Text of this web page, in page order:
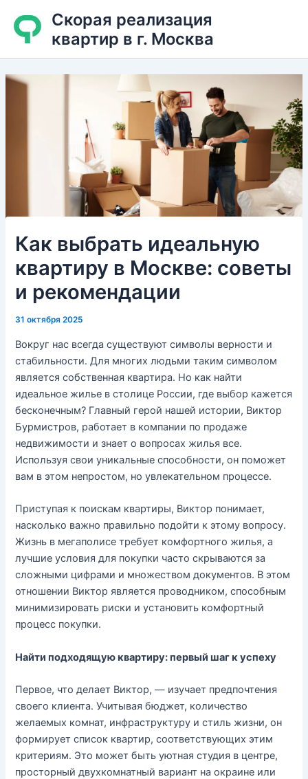
содержимому
Скорая реализация
квартир в г. Москва
Как выбрать идеальную
квартиру в Москве: советы
и рекомендации
31 октября 2025
Вокруг нас всегда существуют символы верности и
стабильности. Для многих людьми таким символом
является собственная квартира. Но как найти
идеальное жилье в столице России, где выбор кажется
бесконечным? Главный герой нашей истории, Виктор
Бурмистров, работает в компании по продаже
недвижимости и знает о вопросах жилья все.
Используя свои уникальные способности, он поможет
вам в этом непростом, но увлекательном процессе.
Приступая к поискам квартиры, Виктор понимает,
насколько важно правильно подойти к этому вопросу.
Жизнь в мегаполисе требует комфортного жилья, а
лучшие условия для покупки часто скрываются за
сложными цифрами и множеством документов. В этом
отношении Виктор является проводником, способным
минимизировать риски и установить комфортный
процесс покупки.
Найти подходящую квартиру: первый шаг к успеху
Первое, что делает Виктор, — изучает предпочтения
своего клиента. Учитывая бюджет, количество
желаемых комнат, инфраструктуру и стиль жизни, он
формирует список квартир, соответствующих этим
критериям. Это может быть уютная студия в центре,
просторный двухкомнатный вариант на окраине или